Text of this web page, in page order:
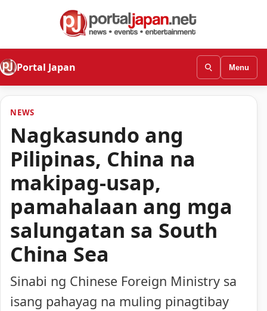
Portal Japan Menu
NEWS
Nagkasundo ang
Pilipinas, China na
makipag-usap,
pamahalaan ang mga
salungatan sa South
China Sea
Sinabi ng Chinese Foreign Ministry sa
isang pahayag na muling pinagtibay